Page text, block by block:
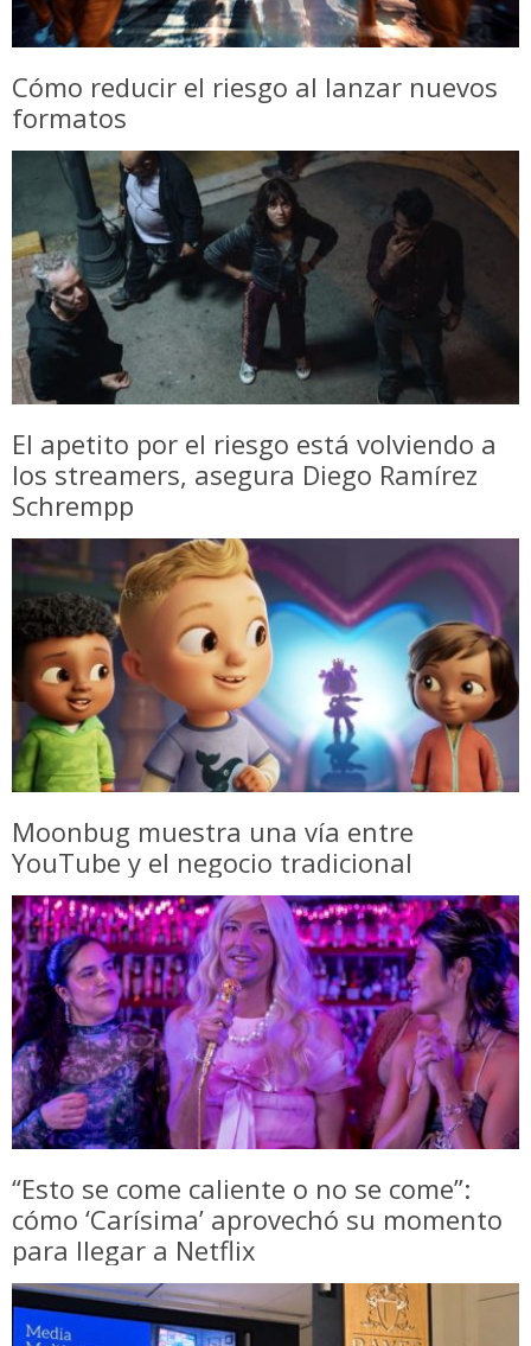
Cómo reducir el riesgo al lanzar nuevos
formatos
El apetito por el riesgo está volviendo a
los streamers, asegura Diego Ramírez
Schrempp
Moonbug muestra una vía entre
YouTube y el negocio tradicional
“Esto se come caliente o no se come”:
cómo ‘Carísima’ aprovechó su momento
para llegar a Netflix